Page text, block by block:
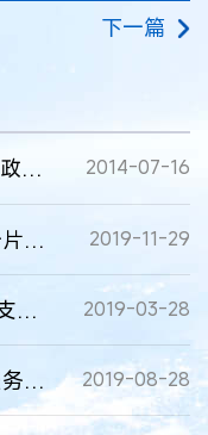
下一篇
湖北泰晶公司IPO自曝骗局 政府涉3000万利益输送 2014-07-16
湖北：撑起知识产权保护一片蓝天 2019-11-29
湖北：知识产权“三大工程”支撑高质量发展 2019-03-28
湖北省海外知识产权维权服务中心成立 2019-08-28